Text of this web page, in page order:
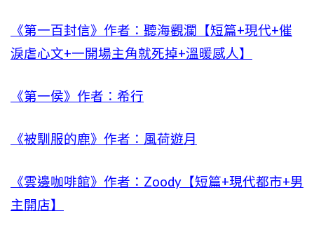
《第一百封信》作者：聽海觀瀾【短篇+現代+催
淚虐心文+一開場主角就死掉+溫暖感人】
《第一侯》作者：希行
《被馴服的鹿》作者：風荷遊月
《雲邊咖啡館》作者：Zoody【短篇+現代都市+男
主開店】